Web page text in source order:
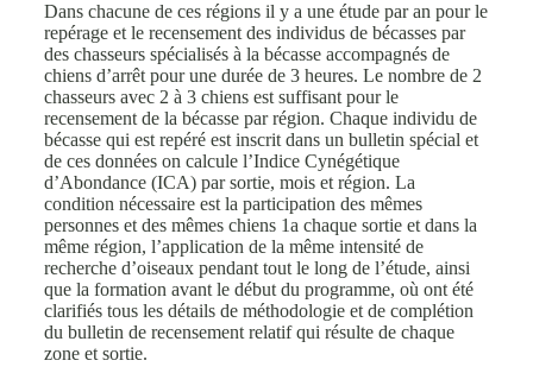
Dans chacune de ces régions il y a une étude par an pour le
repérage et le recensement des individus de bécasses par
des chasseurs spécialisés à la bécasse accompagnés de
chiens d’arrêt pour une durée de 3 heures. Le nombre de 2
chasseurs avec 2 à 3 chiens est suffisant pour le
recensement de la bécasse par région. Chaque individu de
bécasse qui est repéré est inscrit dans un bulletin spécial et
de ces données on calcule l’Indice Cynégétique
d’Abondance (ICA) par sortie, mois et région. La
condition nécessaire est la participation des mêmes
personnes et des mêmes chiens 1a chaque sortie et dans la
même région, l’application de la même intensité de
recherche d’oiseaux pendant tout le long de l’étude, ainsi
que la formation avant le début du programme, où ont été
clarifiés tous les détails de méthodologie et de complétion
du bulletin de recensement relatif qui résulte de chaque
zone et sortie.